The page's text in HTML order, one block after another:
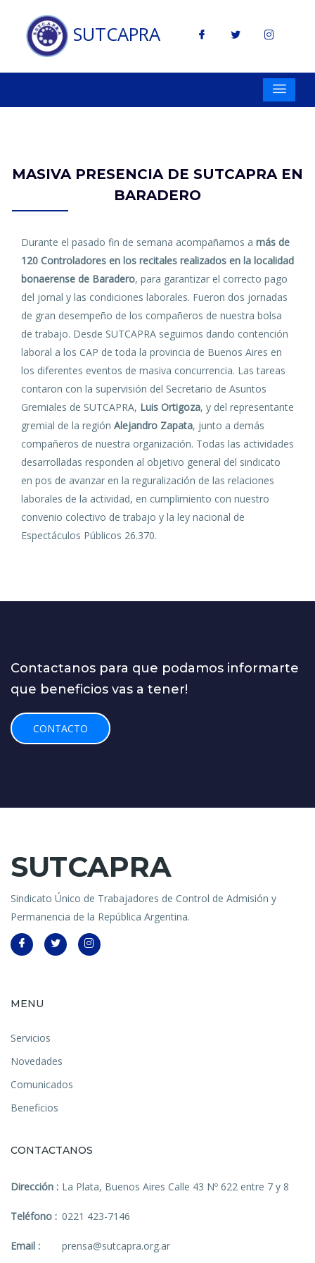
SUTCAPRA
MASIVA PRESENCIA DE SUTCAPRA EN
BARADERO
Durante el pasado fin de semana acompañamos a más de
120 Controladores en los recitales realizados en la localidad
bonaerense de Baradero, para garantizar el correcto pago
del jornal y las condiciones laborales. Fueron dos jornadas
de gran desempeño de los compañeros de nuestra bolsa
de trabajo. Desde SUTCAPRA seguimos dando contención
laboral a los CAP de toda la provincia de Buenos Aires en
los diferentes eventos de masiva concurrencia. Las tareas
contaron con la supervisión del Secretario de Asuntos
Gremiales de SUTCAPRA, Luis Ortigoza, y del representante
gremial de la región Alejandro Zapata, junto a demás
compañeros de nuestra organización. Todas las actividades
desarrolladas responden al objetivo general del sindicato
en pos de avanzar en la reguralización de las relaciones
laborales de la actividad, en cumplimiento con nuestro
convenio colectivo de trabajo y la ley nacional de
Espectáculos Públicos 26.370.
Contactanos para que podamos informarte
que beneficios vas a tener!
CONTACTO
SUTCAPRA
Sindicato Único de Trabajadores de Control de Admisión y
Permanencia de la República Argentina.
MENU
Servicios
Novedades
Comunicados
Beneficios
CONTACTANOS
Dirección : La Plata, Buenos Aires Calle 43 Nº 622 entre 7 y 8
Teléfono : 0221 423-7146
Email : prensa@sutcapra.org.ar